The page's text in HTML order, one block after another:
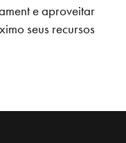
e aproveitar
seus recursos